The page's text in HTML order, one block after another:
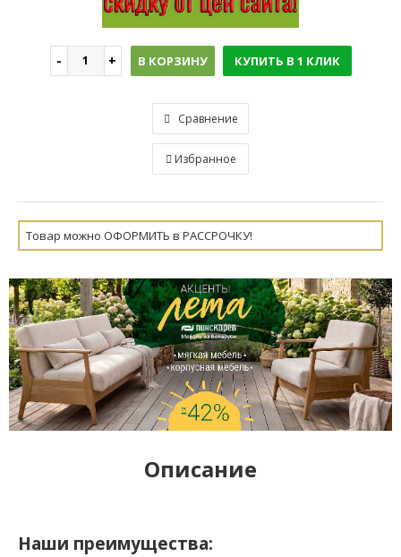
В КОРЗИНУ КУПИТЬ В 1 КЛИК
Сравнение
Избранное
Товар можно ОФОРМИТЬ в РАССРОЧКУ!
Описание
Наши преимущества: